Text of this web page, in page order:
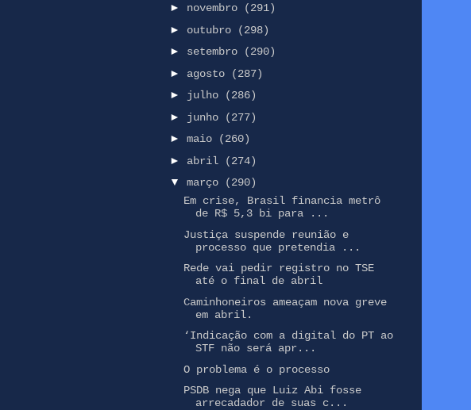
► novembro
(291)
► outubro
(298)
► setembro
(290)
► agosto
(287)
► julho
(286)
► junho
(277)
► maio
(260)
► abril
(274)
▼ março
(290)
Em crise, Brasil financia metrô
de R$ 5,3 bi para ...
Justiça suspende reunião e
processo que pretendia ...
Rede vai pedir registro no TSE
até o final de abril
Caminhoneiros ameaçam nova greve
em abril.
‘Indicação com a digital do PT ao
STF não será apr...
O problema é o processo
PSDB nega que Luiz Abi fosse
arrecadador de suas c...